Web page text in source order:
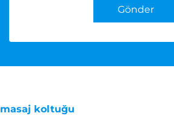
Gönder
masaj koltuğu